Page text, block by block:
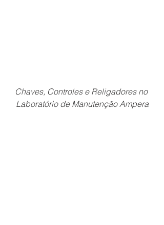
Chaves, Controles e Religadores no
Laboratório de Manutenção Ampera